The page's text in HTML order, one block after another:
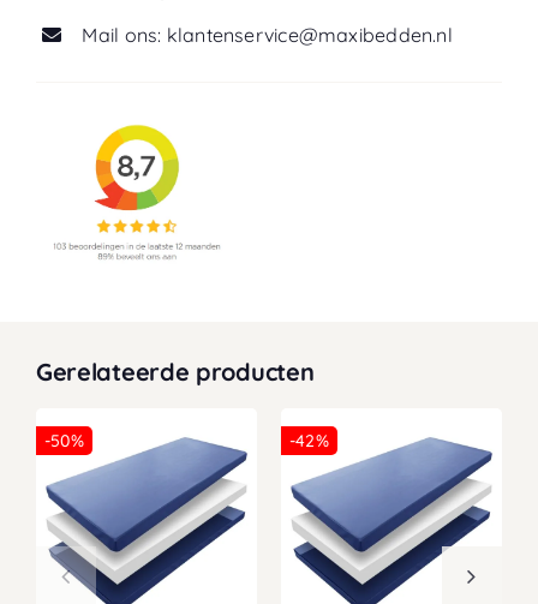
Mail ons: klantenservice@maxibedden.nl
Gerelateerde producten
-50% -42%